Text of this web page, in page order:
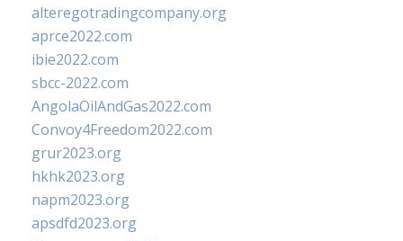
alteregotradingcompany.org
aprce2022.com
ibie2022.com
sbcc-2022.com
AngolaOilAndGas2022.com
Convoy4Freedom2022.com
grur2023.org
hkhk2023.org
napm2023.org
apsdfd2023.org